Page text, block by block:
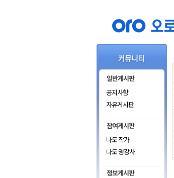
공지사항
자유게시판
나도 작가
나도 명강사